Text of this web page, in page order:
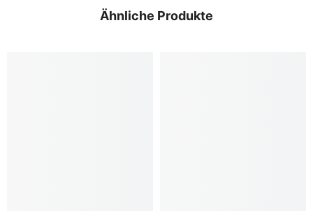
Ähnliche Produkte